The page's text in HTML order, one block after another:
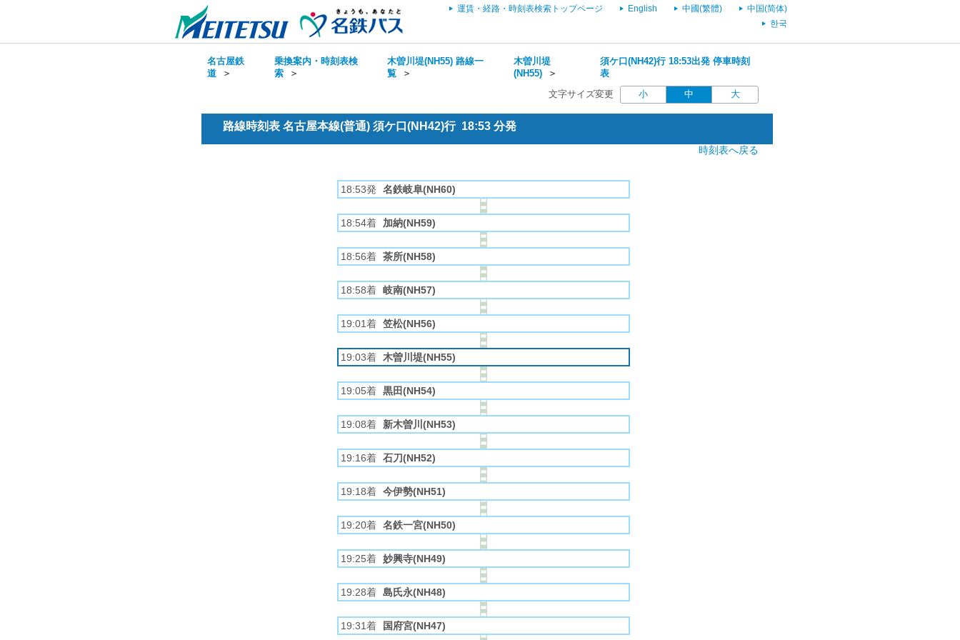
運賃・経路・時刻表検索トップページ English 中國(繁體)
中国(简体)
한국
名古屋鉄
道 ＞
乗換案内・時刻表検
索＞
木曽川堤(NH55) 路線一
覧 ＞
木曽川堤
(NH55)＞
須ケ口(NH42)行 18:53出発 停車時刻
表
文字サイズ変更 小 中 大
路線時刻表 名古屋本線(普通) 須ケ口(NH42)行 18:53 分発
時刻表へ戻る
18:53発 名鉄岐阜(NH60)
18:54着 加納(NH59)
18:56着 茶所(NH58)
18:58着 岐南(NH57)
19:01着 笠松(NH56)
19:03着 木曽川堤(NH55)
19:05着 黒田(NH54)
19:08着 新木曽川(NH53)
19:16着 石刀(NH52)
19:18着 今伊勢(NH51)
19:20着 名鉄一宮(NH50)
19:25着 妙興寺(NH49)
19:28着 島氏永(NH48)
19:31着 国府宮(NH47)